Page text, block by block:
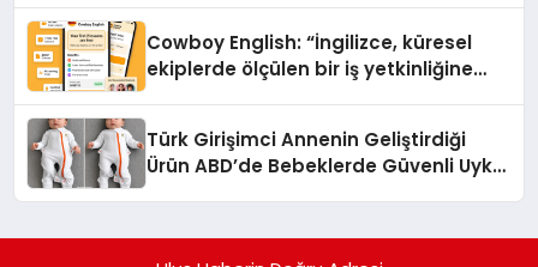
Cowboy English: “İngilizce, küresel
ekiplerde ölçülen bir iş yetkinliğine
Türk Girişimci Annenin Geliştirdiği
Ürün ABD’de Bebeklerde Güvenli Uyku